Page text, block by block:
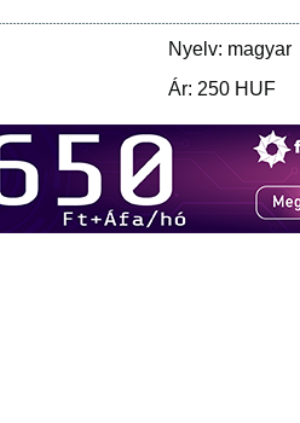
Nyelv: magyar
Ár: 250 HUF